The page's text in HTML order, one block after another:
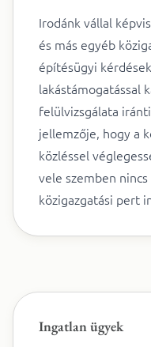
Irodánk vállal
és más egyéb
építésügyi
lakástámogatással
felülvizsgálata
jellemzője, hogy a
közléssel
vele szemben
közigazgatási pert
Ingatlan ügyek